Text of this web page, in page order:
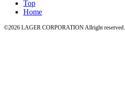
Top
Home
©2026 LAGER CORPORATION Allright reserved.